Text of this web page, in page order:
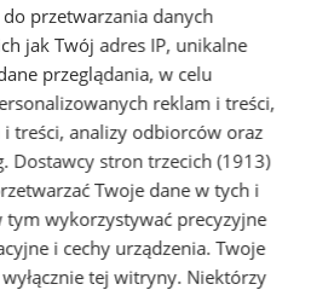
się obcas? Twoje buty
Sprawdźszewcóww mieście
w Tychach, którzy usługi
i konserwacja obuwia,
wykonują każdego
Ci w krótkim czasie
– wybierz swojegoszewcaw
przetwarzania danych
jak Twój adres IP, unikalne
przeglądania, w celu
reklam i treści,
treści, analizy odbiorców oraz
Dostawcy stron trzecich (1913)
Twoje dane w tych i
tym wykorzystywać precyzyjne
i cechy urządzenia. Twoje
tej witryny. Niektórzy